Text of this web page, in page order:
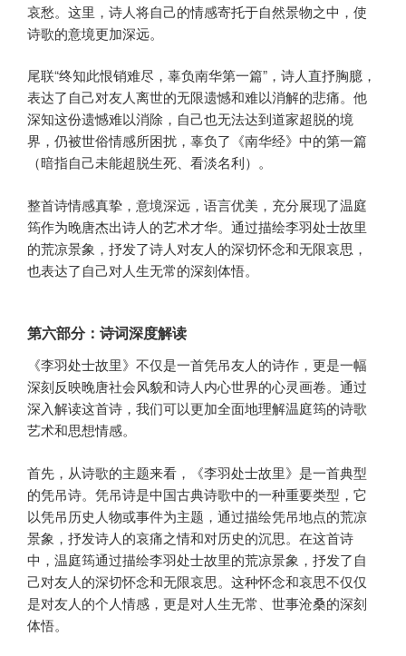
哀愁。这里，诗人将自己的情感寄托于自然景物之中，使
诗歌的意境更加深远。
尾联“终知此恨销难尽，辜负南华第一篇”，诗人直抒胸臆，
表达了自己对友人离世的无限遗憾和难以消解的悲痛。他
深知这份遗憾难以消除，自己也无法达到道家超脱的境
界，仍被世俗情感所困扰，辜负了《南华经》中的第一篇
（暗指自己未能超脱生死、看淡名利）。
整首诗情感真挚，意境深远，语言优美，充分展现了温庭
筠作为晚唐杰出诗人的艺术才华。通过描绘李羽处士故里
的荒凉景象，抒发了诗人对友人的深切怀念和无限哀思，
也表达了自己对人生无常的深刻体悟。
第六部分：诗词深度解读
《李羽处士故里》不仅是一首凭吊友人的诗作，更是一幅
深刻反映晚唐社会风貌和诗人内心世界的心灵画卷。通过
深入解读这首诗，我们可以更加全面地理解温庭筠的诗歌
艺术和思想情感。
首先，从诗歌的主题来看，《李羽处士故里》是一首典型
的凭吊诗。凭吊诗是中国古典诗歌中的一种重要类型，它
以凭吊历史人物或事件为主题，通过描绘凭吊地点的荒凉
景象，抒发诗人的哀痛之情和对历史的沉思。在这首诗
中，温庭筠通过描绘李羽处士故里的荒凉景象，抒发了自
己对友人的深切怀念和无限哀思。这种怀念和哀思不仅仅
是对友人的个人情感，更是对人生无常、世事沧桑的深刻
体悟。